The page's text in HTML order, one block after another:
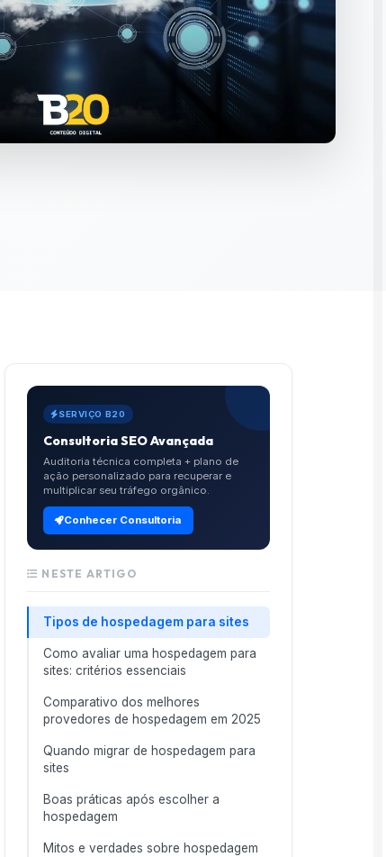
SERVIÇO B20
Consultoria SEO Avançada
Auditoria técnica completa + plano de
ação personalizado para recuperar e
multiplicar seu tráfego orgânico.
Conhecer Consultoria
NESTE ARTIGO
Tipos de hospedagem para sites
Como avaliar uma hospedagem para
sites: critérios essenciais
Comparativo dos melhores
provedores de hospedagem em 2025
Quando migrar de hospedagem para
sites
Boas práticas após escolher a
hospedagem
Mitos e verdades sobre hospedagem